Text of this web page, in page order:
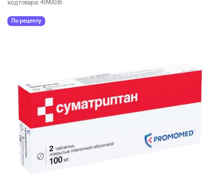
код товара: 4990036
По рецепту